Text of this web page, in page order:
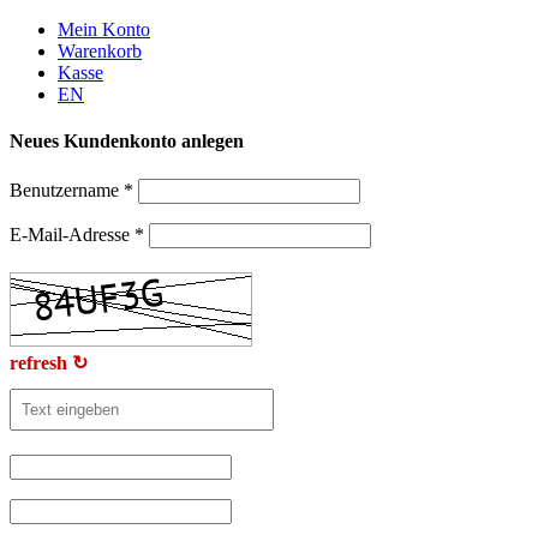
Weiter
zum
Inhalt
Mein Konto
Warenkorb
Kasse
EN
Neues Kundenkonto anlegen
Benutzername *
E-Mail-Adresse *
refresh ↻